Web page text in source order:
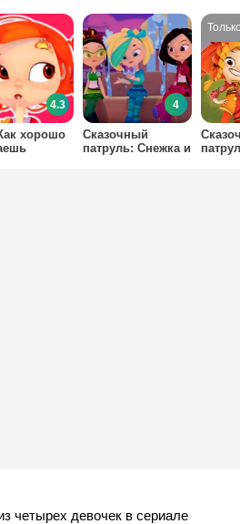
четырех девочек в сериале
хорошо
4.3
Сказочный
патруль: Снежка и
4